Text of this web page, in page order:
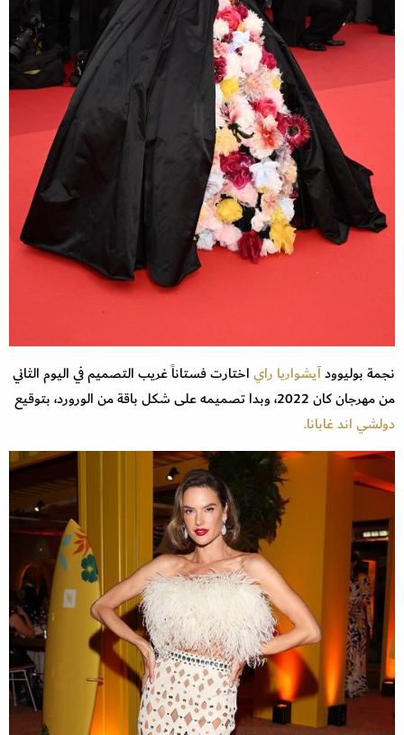
نجمة بوليوودآيشواريا راياختارت فستاناً غريب التصميم في اليوم الثاني
من مهرجان كان 2022، وبدا تصميمه على شكل باقة من الورورد، بتوقيع
دولشي اند غابانا.